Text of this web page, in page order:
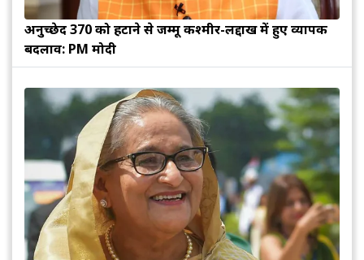
अनुच्छेद 370 को हटाने से जम्मू कश्मीर-लद्दाख में हुए व्यापक
बदलाव: PM मोदी